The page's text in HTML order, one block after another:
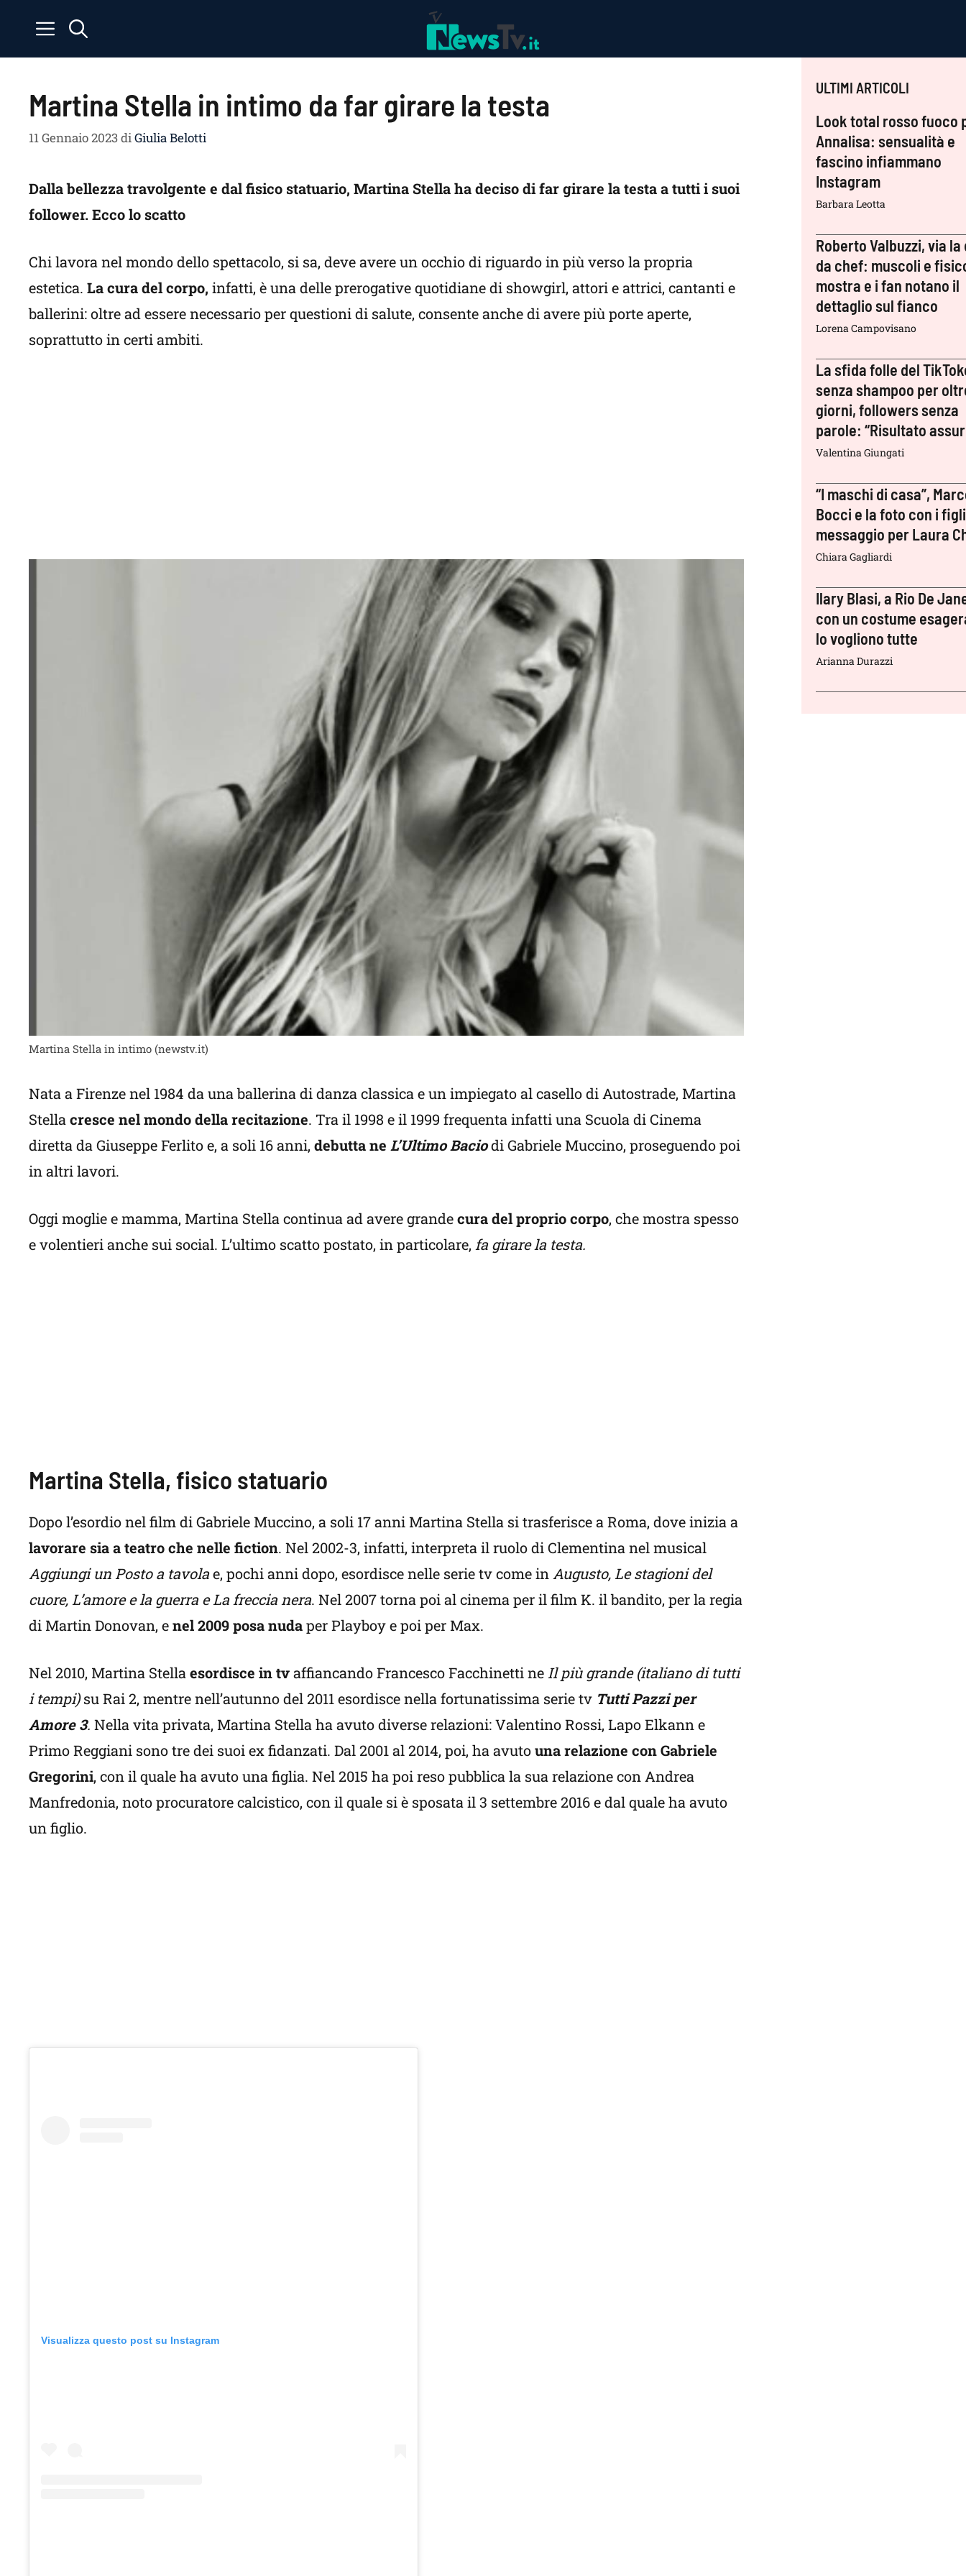
contenuto
Martina Stella in intimo da far girare la testa
11 Gennaio 2023di Giulia Belotti
Dalla bellezza travolgente e dal fisico statuario, Martina Stella ha deciso di far girare la testa a tutti i suoi
follower. Ecco lo scatto
Chi lavora nel mondo dello spettacolo, si sa, deve avere un occhio di riguardo in più verso la propria
estetica. La cura del corpo, infatti, è una delle prerogative quotidiane di showgirl, attori e attrici, cantanti e
ballerini: oltre ad essere necessario per questioni di salute, consente anche di avere più porte aperte,
soprattutto in certi ambiti.
Martina Stella in intimo (newstv.it)
Nata a Firenze nel 1984 da una ballerina di danza classica e un impiegato al casello di Autostrade, Martina
Stella cresce nel mondo della recitazione. Tra il 1998 e il 1999 frequenta infatti una Scuola di Cinema
diretta da Giuseppe Ferlito e, a soli 16 anni, debutta ne L’Ultimo Baciodi Gabriele Muccino, proseguendo poi
in altri lavori.
Oggi moglie e mamma, Martina Stella continua ad avere grandecura del proprio corpo, che mostra spesso
e volentieri anche sui social. L’ultimo scatto postato, in particolare, fa girare la testa.
Martina Stella, fisico statuario
Dopo l’esordio nel film di Gabriele Muccino, a soli 17 anni Martina Stella si trasferisce a Roma, dove inizia a
lavorare sia a teatro che nelle fiction. Nel 2002-3, infatti, interpreta il ruolo di Clementina nel musical
Aggiungi un Posto a tavolae, pochi anni dopo, esordisce nelle serie tv come in Augusto, Le stagioni del
cuore, L’amore e la guerra e La freccia nera. Nel 2007 torna poi al cinema per il film K. il bandito, per la regia
di Martin Donovan, enel 2009 posa nudaper Playboy e poi per Max.
Nel 2010, Martina Stella esordisce in tvaffiancando Francesco Facchinetti ne Il più grande (italiano di tutti
i tempi)su Rai 2, mentre nell’autunno del 2011 esordisce nella fortunatissima serie tv Tutti Pazzi per
Amore 3. Nella vita privata, Martina Stella ha avuto diverse relazioni: Valentino Rossi, Lapo Elkann e
Primo Reggiani sono tre dei suoi ex fidanzati. Dal 2001 al 2014, poi, ha avutouna relazione con Gabriele
Gregorini, con il quale ha avuto una figlia. Nel 2015 ha poi reso pubblica la sua relazione con Andrea
Manfredonia, noto procuratore calcistico, con il quale si è sposata il 3 settembre 2016 e dal quale ha avuto
un figlio.
Visualizza questo post su Instagram
ULTIMI ARTICOLI
Look total rosso fuoco
Annalisa: sensualità e
fascino infiammano
Instagram
Barbara Leotta
Roberto Valbuzzi, via
da chef: muscoli e
mostra e i fan notano il
dettaglio sul fianco
Lorena Campovisano
La sfida folle del
senza shampoo per
giorni, followers senza
parole: “Risultato
Valentina Giungati
“I maschi di casa”,
Bocci e la foto con i
messaggio per Laura
Chiara Gagliardi
Ilary Blasi, a Rio De
con un costume
lo vogliono tutte
Arianna Durazzi